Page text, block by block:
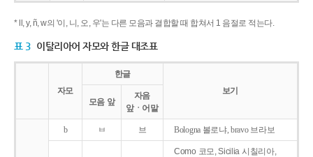
* ll, y, ñ, w의 '이, 니, 오, 우'는 다른 모음과 결합할 때 합쳐서 1 음절로 적는다.
표 3 이탈리아어 자모와 한글 대조표
자모
한글
보기
모음 앞
자음
앞ㆍ어말
b ㅂ 브 Bologna 볼로냐, bravo 브라보
Como 코모, Sicilia 시칠리아,